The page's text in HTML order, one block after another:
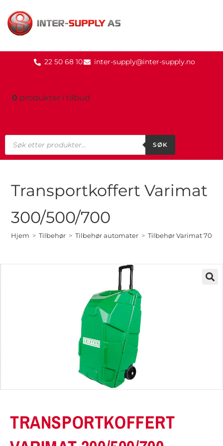
22 50 68 10 inter-supply@inter-supply.no
0 produkter i tilbud
SØK
Transportkoffert Varimat
300/500/700
Hjem > Tilbehør > Tilbehør automater > Tilbehør Varimat 700/
TRANSPORTKOFFERT